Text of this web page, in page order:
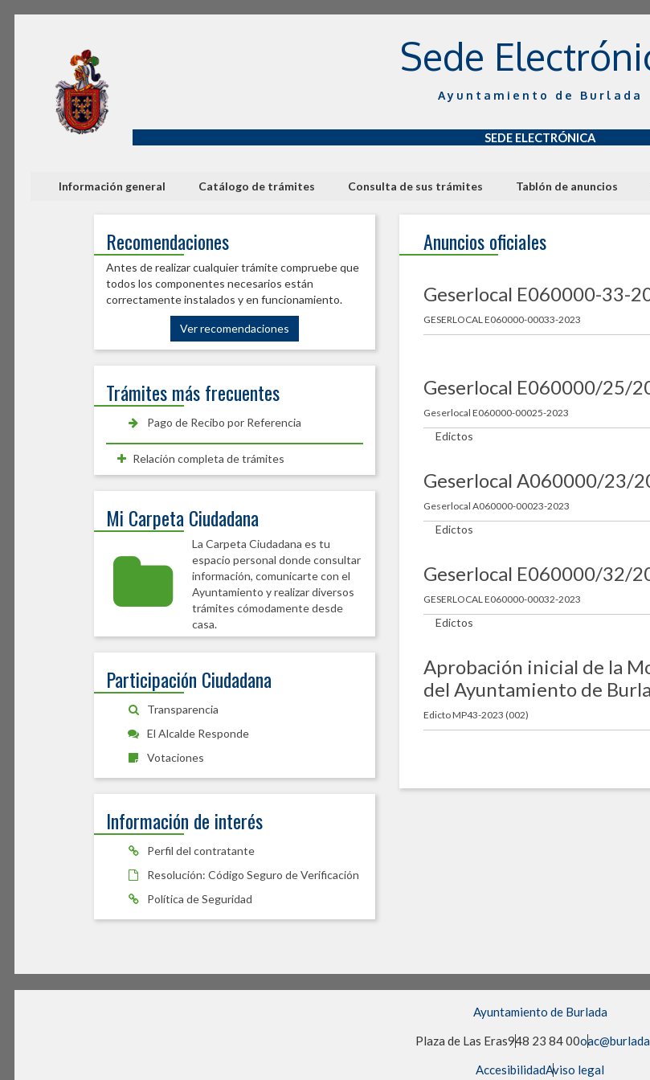
Sede
Ayuntamiento de Burlada
SEDE ELECTRÓNICA
Información general Catálogo de trámites Consulta de sus trámites Tablón de anuncios
Recomendaciones
Antes de realizar cualquier trámite compruebe que
todos los componentes necesarios están
correctamente instalados y en funcionamiento.
Ver recomendaciones
Trámites más frecuentes
Pago de Recibo por Referencia
Relación completa de trámites
Mi Carpeta Ciudadana
La Carpeta Ciudadana es tu
espacio personal donde consultar
información, comunicarte con el
Ayuntamiento y realizar diversos
trámites cómodamente desde
casa.
Participación Ciudadana
Transparencia
El Alcalde Responde
Votaciones
Información de interés
Perfil del contratante
Resolución: Código Seguro de Verificación
Política de Seguridad
Anuncios oficiales
Geserlocal E060000-33-
GESERLOCAL E060000-00033-2023
Geserlocal E060000/25/
Geserlocal E060000-00025-2023
Edictos
Geserlocal A060000/23/
Geserlocal A060000-00023-2023
Edictos
Geserlocal E060000/32/
GESERLOCAL E060000-00032-2023
Edictos
Aprobación inicial de la
del Ayuntamiento de
Edicto MP43-2023 (002)
Ayuntamiento de Burlada
Plaza de Las Eras948 23 84 00
AccesibilidadAviso legal